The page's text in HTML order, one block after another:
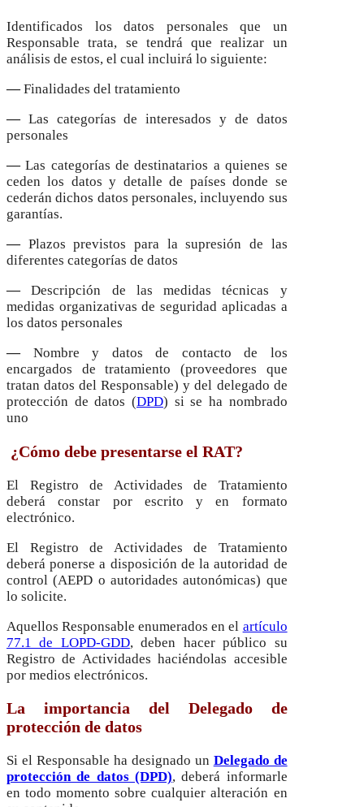
Identificados los datos personales que un
Responsable trata, se tendrá que realizar un
análisis de estos, el cual incluirá lo siguiente:
—Finalidades del tratamiento
— Las categorías de interesados y de datos
personales
—Las categorías de destinatarios a quienes se
ceden los datos y detalle de países donde se
cederán dichos datos personales, incluyendo sus
garantías.
— Plazos previstos para la supresión de las
diferentes categorías de datos
—Descripción de las medidas técnicas y
medidas organizativas de seguridad aplicadas a
los datos personales
—Nombre y datos de contacto de los
encargados de tratamiento (proveedores que
tratan datos del Responsable) y del delegado de
protección de datos (DPD) si se ha nombrado
uno
¿Cómo debe presentarse el RAT?
El Registro de Actividades de Tratamiento
deberá constar por escrito y en formato
electrónico.
El Registro de Actividades de Tratamiento
deberá ponerse a disposición de la autoridad de
control (AEPD o autoridades autonómicas) que
lo solicite.
Aquellos Responsable enumerados en el artículo
77.1 de LOPD-GDD, deben hacer público su
Registro de Actividades haciéndolas accesible
por medios electrónicos.
La importancia del Delegado de
protección de datos
Si el Responsable ha designado un Delegado de
protección de datos (DPD), deberá informarle
en todo momento sobre cualquier alteración en